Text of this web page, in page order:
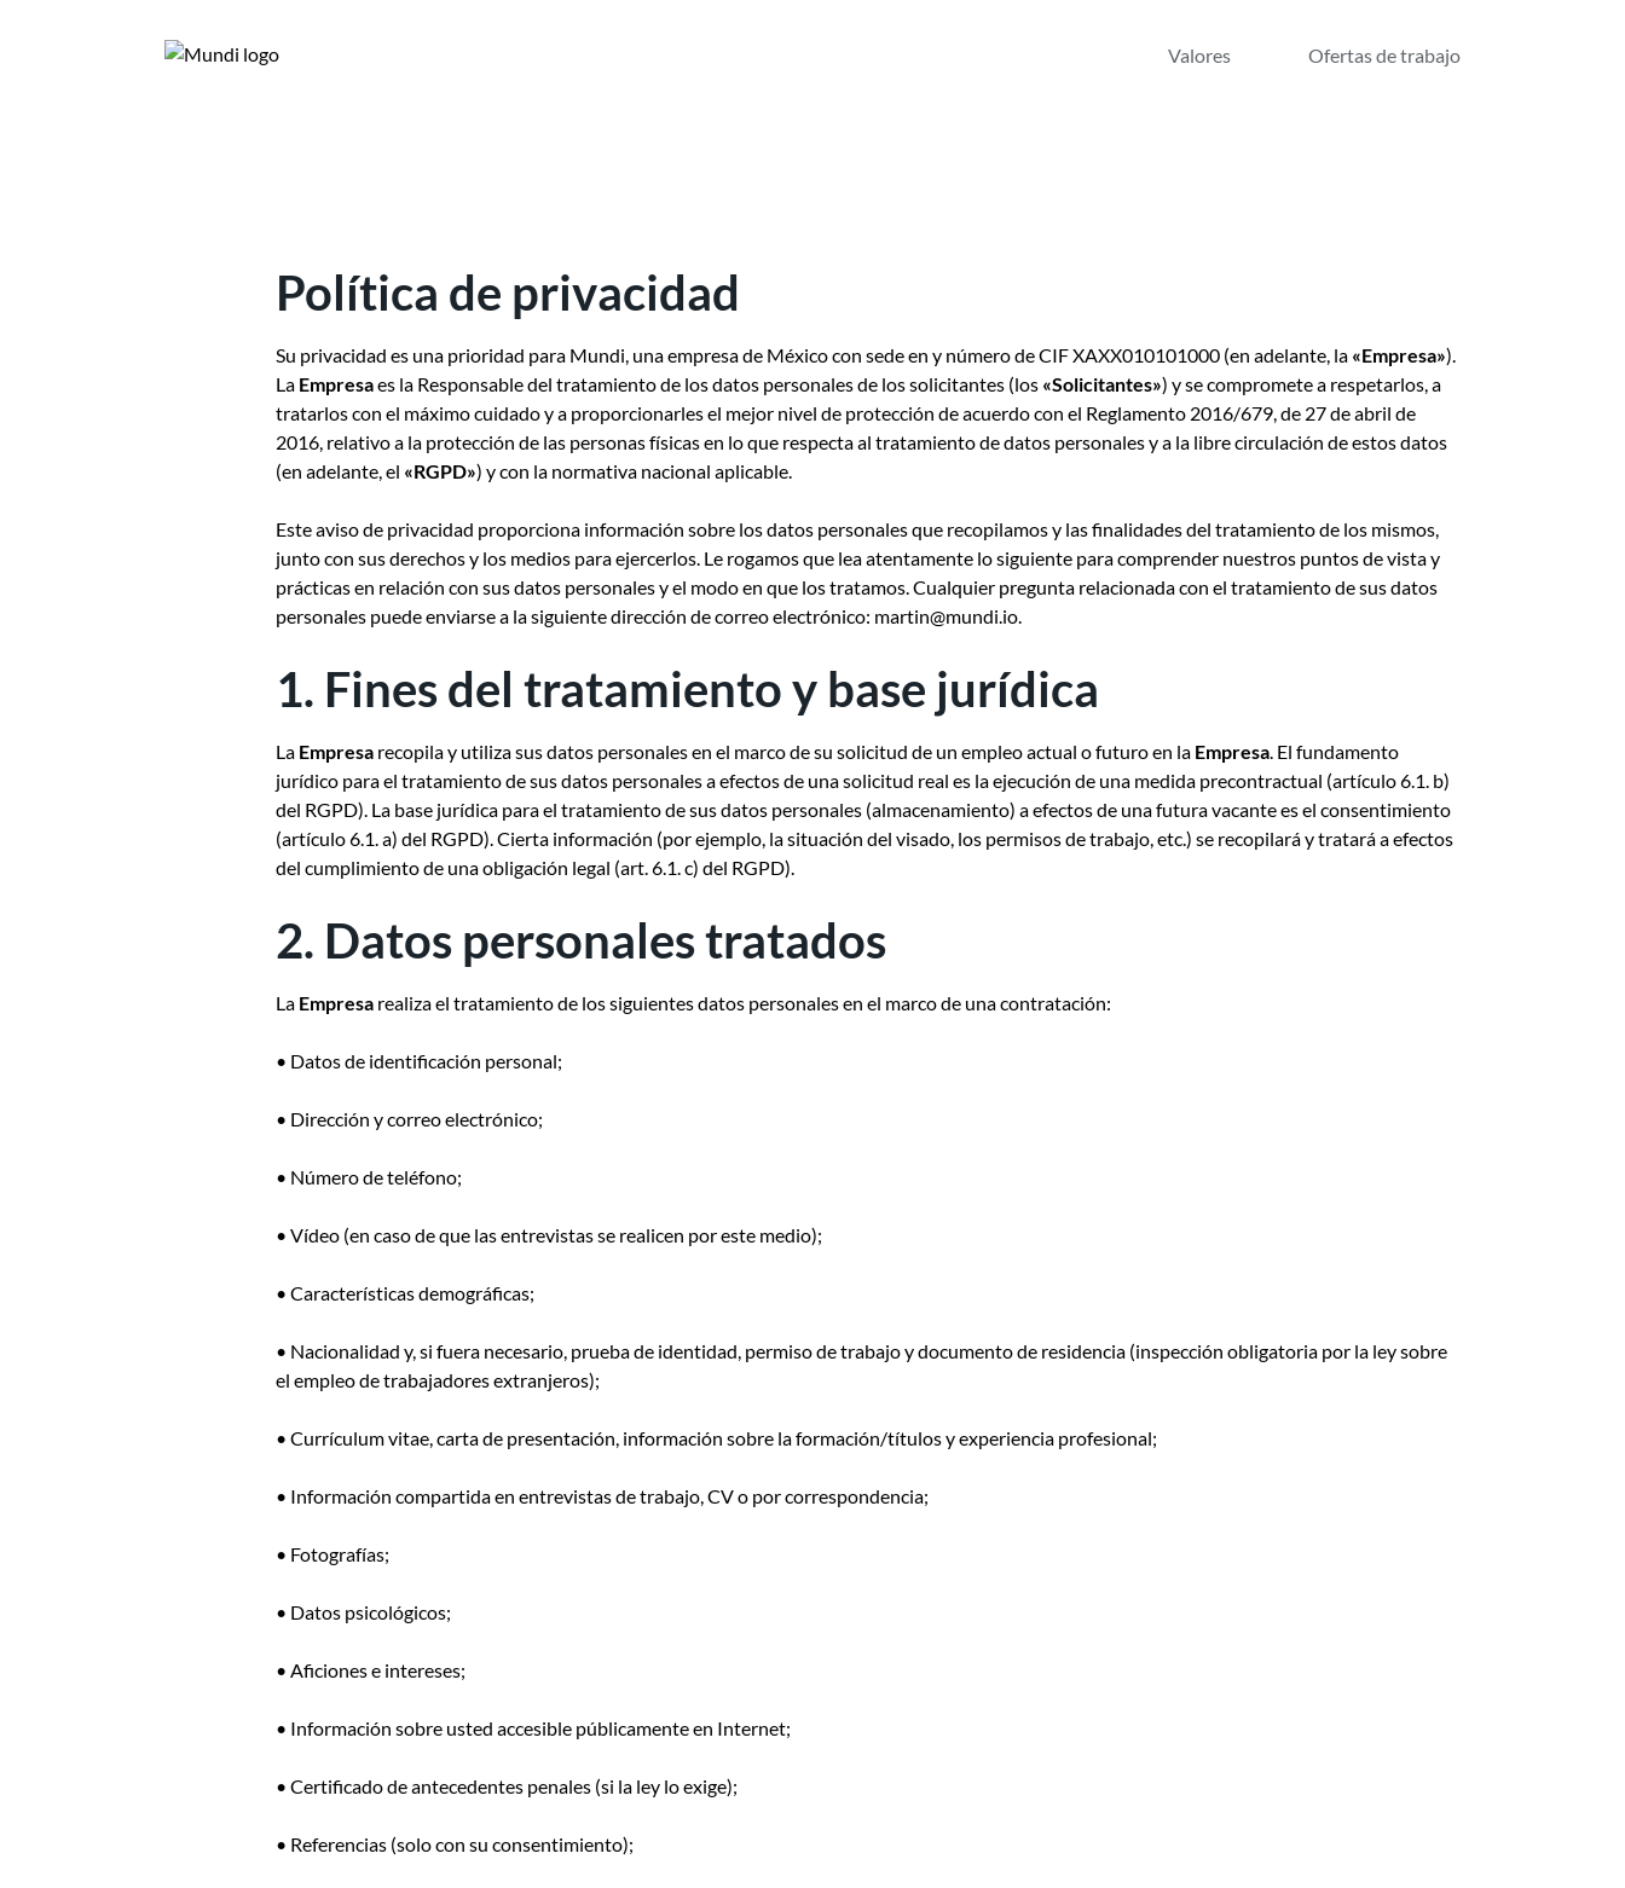
Valores Ofertas de trabajo
Política de privacidad
Su privacidad es una prioridad para Mundi, una empresa de México con sede en y número de CIF XAXX010101000 (en adelante, la «Empresa»).
La Empresaes la Responsable del tratamiento de los datos personales de los solicitantes (los «Solicitantes») y se compromete a respetarlos, a
tratarlos con el máximo cuidado y a proporcionarles el mejor nivel de protección de acuerdo con el Reglamento 2016/679, de 27 de abril de
2016, relativo a la protección de las personas físicas en lo que respecta al tratamiento de datos personales y a la libre circulación de estos datos
(en adelante, el «RGPD») y con la normativa nacional aplicable.
Este aviso de privacidad proporciona información sobre los datos personales que recopilamos y las finalidades del tratamiento de los mismos,
junto con sus derechos y los medios para ejercerlos. Le rogamos que lea atentamente lo siguiente para comprender nuestros puntos de vista y
prácticas en relación con sus datos personales y el modo en que los tratamos. Cualquier pregunta relacionada con el tratamiento de sus datos
personales puede enviarse a la siguiente dirección de correo electrónico: martin@mundi.io.
1. Fines del tratamiento y base jurídica
La Empresa recopila y utiliza sus datos personales en el marco de su solicitud de un empleo actual o futuro en la Empresa. El fundamento
jurídico para el tratamiento de sus datos personales a efectos de una solicitud real es la ejecución de una medida precontractual (artículo 6.1. b)
del RGPD). La base jurídica para el tratamiento de sus datos personales (almacenamiento) a efectos de una futura vacante es el consentimiento
(artículo 6.1. a) del RGPD). Cierta información (por ejemplo, la situación del visado, los permisos de trabajo, etc.) se recopilará y tratará a efectos
del cumplimiento de una obligación legal (art. 6.1. c) del RGPD).
2. Datos personales tratados
La Empresa realiza el tratamiento de los siguientes datos personales en el marco de una contratación:
• Datos de identificación personal;
• Dirección y correo electrónico;
• Número de teléfono;
• Vídeo (en caso de que las entrevistas se realicen por este medio);
• Características demográficas;
• Nacionalidad y, si fuera necesario, prueba de identidad, permiso de trabajo y documento de residencia (inspección obligatoria por la ley sobre
el empleo de trabajadores extranjeros);
• Currículum vitae, carta de presentación, información sobre la formación/títulos y experiencia profesional;
• Información compartida en entrevistas de trabajo, CV o por correspondencia;
• Fotografías;
• Datos psicológicos;
• Aficiones e intereses;
• Información sobre usted accesible públicamente en Internet;
• Certificado de antecedentes penales (si la ley lo exige);
• Referencias (solo con su consentimiento);